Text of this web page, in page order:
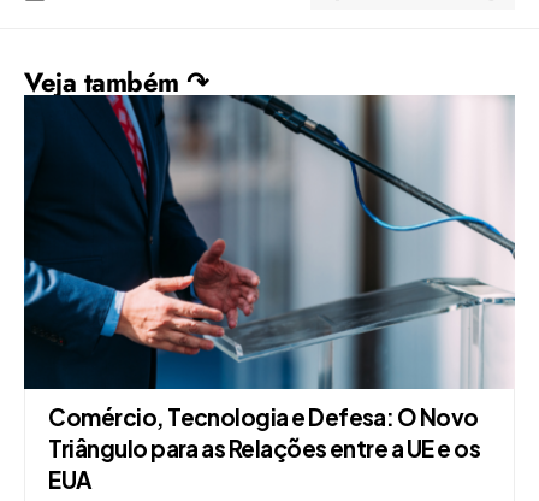
Veja também ↷
Comércio, Tecnologia e Defesa: O Novo
Triângulo para as Relações entre a UE e os
EUA